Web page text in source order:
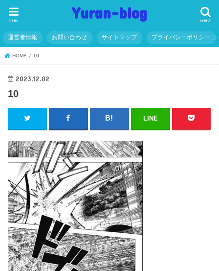
Yuran-blog search
menu
運営者情報 お問い合わせ サイトマップ プライバシーポリシー
HOME 10
2023.12.02
10
LINE